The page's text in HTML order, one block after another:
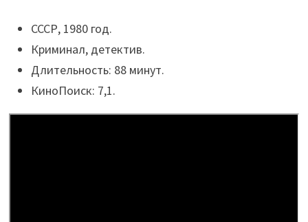
СССР, 1980 год.
Криминал, детектив.
Длительность: 88 минут.
КиноПоиск: 7,1.